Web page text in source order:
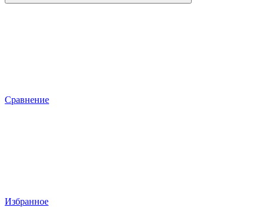
Сравнение
Избранное